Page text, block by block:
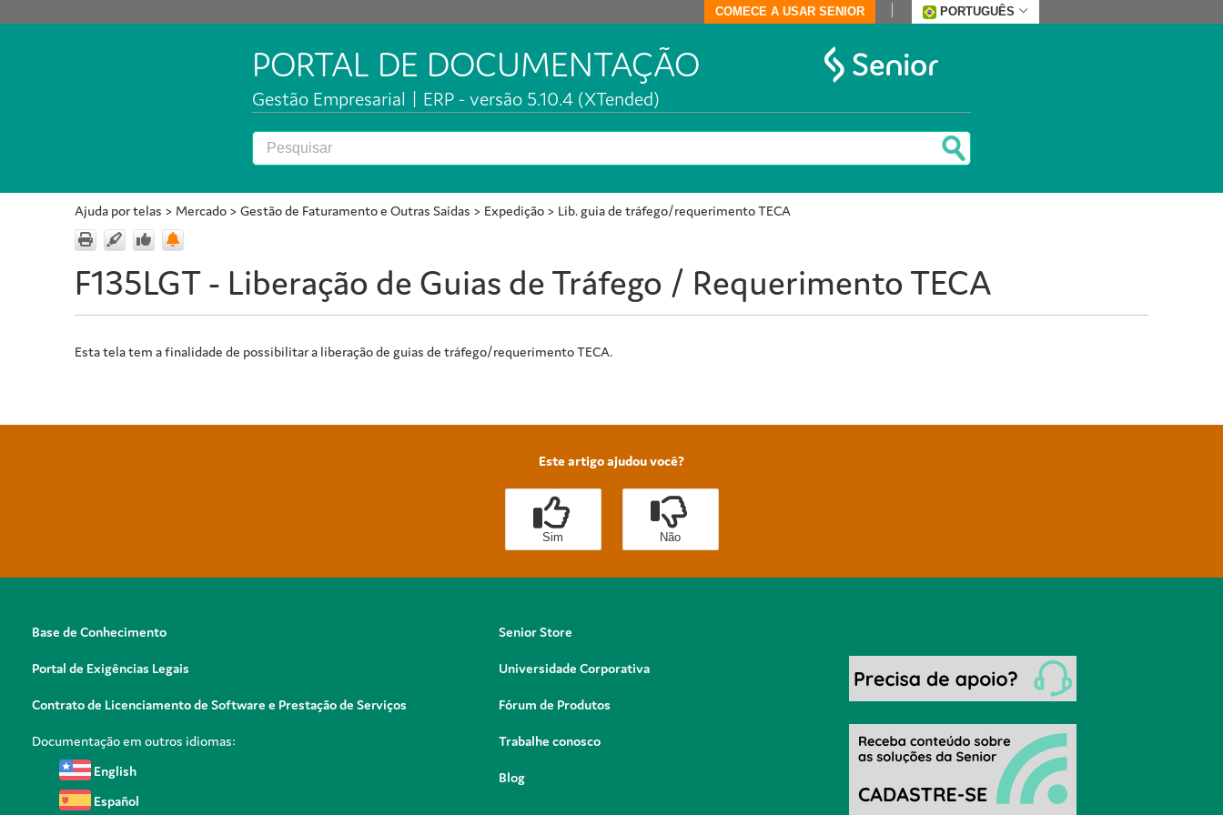
COMECE A USAR SENIOR PORTUGUÊS
PORTAL DE DOCUMENTAÇÃO
Gestão Empresarial | ERP - versão 5.10.4 (XTended)
Ajuda por telas > Mercado > Gestão de Faturamento e Outras Saídas > Expedição > Lib. guia de tráfego/requerimento TECA
F135LGT - Liberação de Guias de Tráfego / Requerimento TECA
Esta tela tem a finalidade de possibilitar a liberação de guias de tráfego/requerimento TECA.
Este artigo ajudou você?
Sim Não
Base de Conhecimento
Portal de Exigências Legais
Contrato de Licenciamento de Software e Prestação de Serviços
Documentação em outros idiomas:
English
Español
Senior Store
Universidade Corporativa
Fórum de Produtos
Trabalhe conosco
Blog